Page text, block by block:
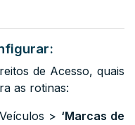
de Acesso, quais
as rotinas:
> ‘Marcas de